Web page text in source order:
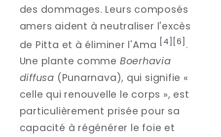
des dommages. Leurs composés
amers aident à neutraliser l'excès
de Pitta et à éliminer l'Ama [4] [6] .
Une plante comme Boerhavia
diffusa (Punarnava), qui signifie «
celle qui renouvelle le corps », est
particulièrement prisée pour sa
capacité à régénérer le foie et